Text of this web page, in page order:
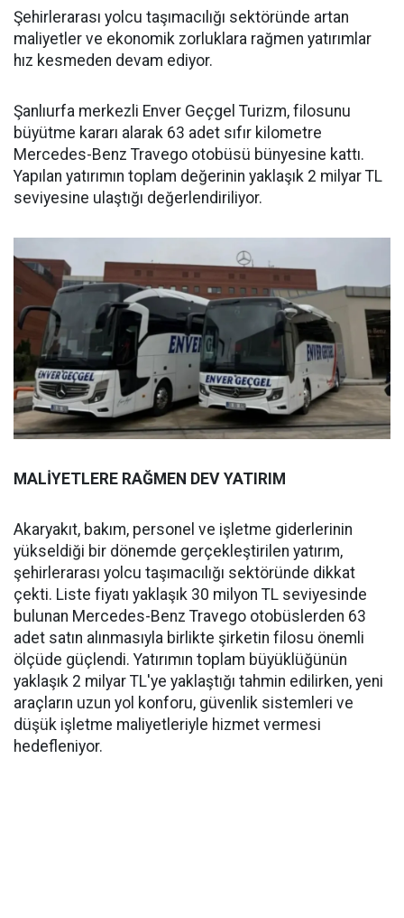
Şehirlerarası yolcu taşımacılığı sektöründe artan
maliyetler ve ekonomik zorluklara rağmen yatırımlar
hız kesmeden devam ediyor.
Şanlıurfa merkezli Enver Geçgel Turizm, filosunu
büyütme kararı alarak 63 adet sıfır kilometre
Mercedes-Benz Travego otobüsü bünyesine kattı.
Yapılan yatırımın toplam değerinin yaklaşık 2 milyar TL
seviyesine ulaştığı değerlendiriliyor.
MALİYETLERE RAĞMEN DEV YATIRIM
Akaryakıt, bakım, personel ve işletme giderlerinin
yükseldiği bir dönemde gerçekleştirilen yatırım,
şehirlerarası yolcu taşımacılığı sektöründe dikkat
çekti. Liste fiyatı yaklaşık 30 milyon TL seviyesinde
bulunan Mercedes-Benz Travego otobüslerden 63
adet satın alınmasıyla birlikte şirketin filosu önemli
ölçüde güçlendi. Yatırımın toplam büyüklüğünün
yaklaşık 2 milyar TL'ye yaklaştığı tahmin edilirken, yeni
araçların uzun yol konforu, güvenlik sistemleri ve
düşük işletme maliyetleriyle hizmet vermesi
hedefleniyor.